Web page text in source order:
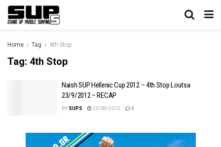
Home Tag 4th Stop
Tag: 4th Stop
Naish SUP Hellenic Cup 2012 – 4th Stop Loutsa
23/9/2012 – RECAP
BY SUPS 25/09/2012 0